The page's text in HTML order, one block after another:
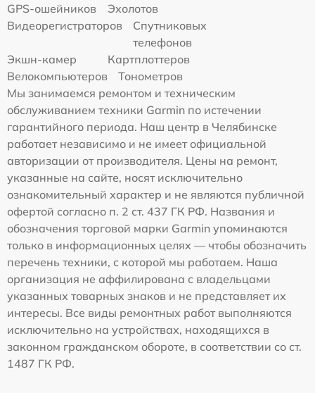
GPS-ошейников
Эхолотов
Видеорегистраторов
Спутниковых
телефонов
Экшн-камер
Картплоттеров
Велокомпьютеров
Тонометров
Мы занимаемся ремонтом и техническим
обслуживанием техники Garmin по истечении
гарантийного периода. Наш центр в Челябинске
работает независимо и не имеет официальной
авторизации от производителя. Цены на ремонт,
указанные на сайте, носят исключительно
ознакомительный характер и не являются публичной
офертой согласно п. 2 ст. 437 ГК РФ. Названия и
обозначения торговой марки Garmin упоминаются
только в информационных целях — чтобы обозначить
перечень техники, с которой мы работаем. Наша
организация не аффилирована с владельцами
указанных товарных знаков и не представляет их
интересы. Все виды ремонтных работ выполняются
исключительно на устройствах, находящихся в
законном гражданском обороте, в соответствии со ст.
1487 ГК РФ.